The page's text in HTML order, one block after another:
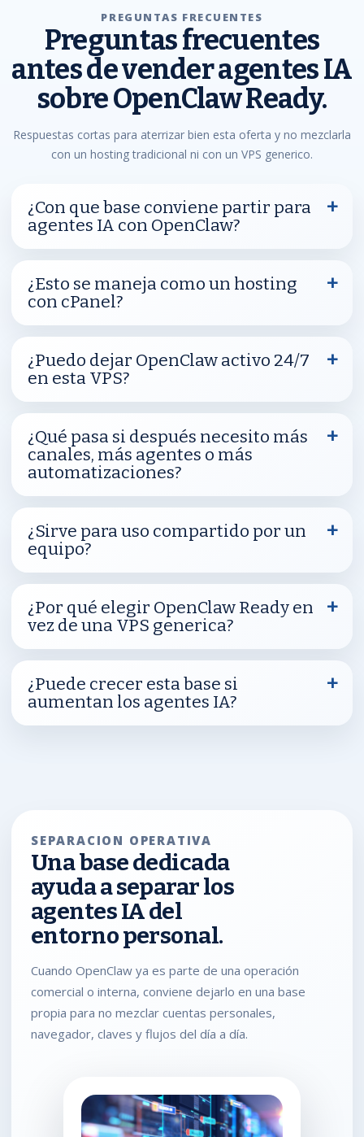
SEPARACION OPERATIVA
Una base dedicada
ayuda a separar los
agentes IA del
entorno personal.
Cuando OpenClaw ya es parte de una operación
comercial o interna, conviene dejarlo en una base
propia para no mezclar cuentas personales,
navegador, claves y flujos del día a día.
PREGUNTAS FRECUENTES
Preguntas frecuentes
antes de vender agentes IA
sobre OpenClaw Ready.
Respuestas cortas para aterrizar bien esta oferta y no mezclarla
con un hosting tradicional ni con un VPS generico.
¿Con que base conviene partir para
agentes IA con OpenClaw?
¿Esto se maneja como un hosting
con cPanel?
¿Puedo dejar OpenClaw activo 24/7
en esta VPS?
¿Qué pasa si después necesito más
canales, más agentes o más
automatizaciones?
¿Sirve para uso compartido por un
equipo?
¿Por qué elegir OpenClaw Ready en
vez de una VPS generica?
¿Puede crecer esta base si
aumentan los agentes IA?